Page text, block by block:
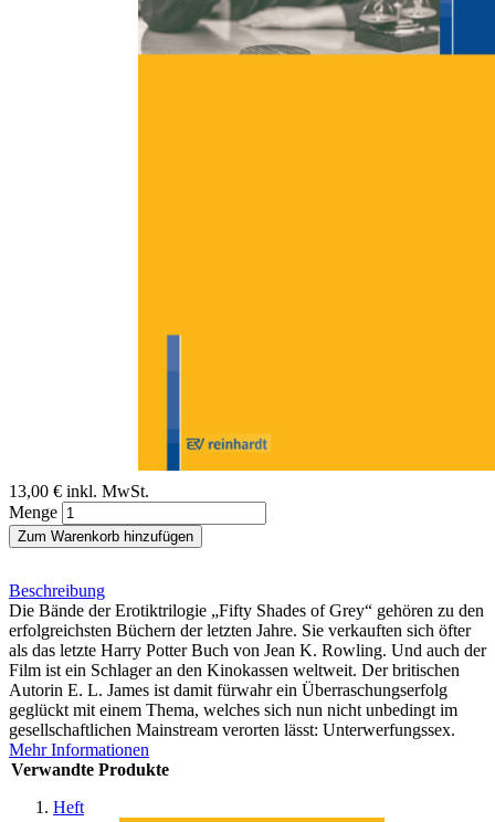
Risiken und Nebenwirkungen der Rezeption von Fifty Shades of
13,00 € inkl. MwSt.
Menge
Zum Warenkorb hinzufügen
Beschreibung
Die Bände der Erotiktrilogie „Fifty Shades of Grey“ gehören zu den
erfolgreichsten Büchern der letzten Jahre. Sie verkauften sich öfter
als das letzte Harry Potter Buch von Jean K. Rowling. Und auch der
Film ist ein Schlager an den Kinokassen weltweit. Der britischen
Autorin E. L. James ist damit fürwahr ein Überraschungserfolg
geglückt mit einem Thema, welches sich nun nicht unbedingt im
gesellschaftlichen Mainstream verorten lässt: Unterwerfungssex.
Mehr Informationen
Verwandte Produkte
Heft